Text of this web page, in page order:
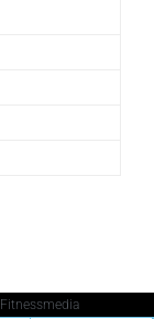
Fitnessmedia